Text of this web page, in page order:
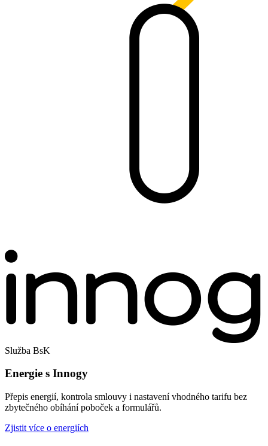
Služba BsK
Energie s Innogy
Přepis energií, kontrola smlouvy i nastavení vhodného tarifu bez
zbytečného obíhání poboček a formulářů.
Zjistit více o energiích